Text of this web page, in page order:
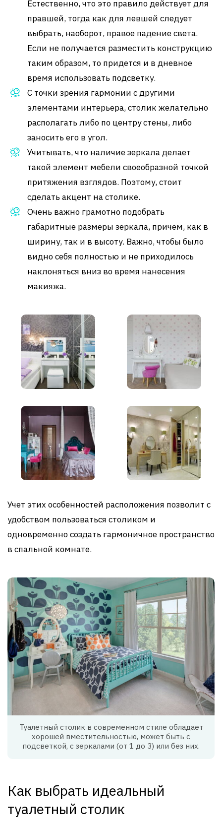
Естественно, что это правило действует для
правшей, тогда как для левшей следует
выбрать, наоборот, правое падение света.
Если не получается разместить конструкцию
таким образом, то придется и в дневное
время использовать подсветку.
С точки зрения гармонии с другими
элементами интерьера, столик желательно
располагать либо по центру стены, либо
заносить его в угол.
Учитывать, что наличие зеркала делает
такой элемент мебели своеобразной точкой
притяжения взглядов. Поэтому, стоит
сделать акцент на столике.
Очень важно грамотно подобрать
габаритные размеры зеркала, причем, как в
ширину, так и в высоту. Важно, чтобы было
видно себя полностью и не приходилось
наклоняться вниз во время нанесения
макияжа.
Учет этих особенностей расположения позволит с
удобством пользоваться столиком и
одновременно создать гармоничное пространство
в спальной комнате.
Туалетный столик в современном стиле обладает
хорошей вместительностью, может быть с
подсветкой, с зеркалами (от 1 до 3) или без них.
Как выбрать идеальный
туалетный столик